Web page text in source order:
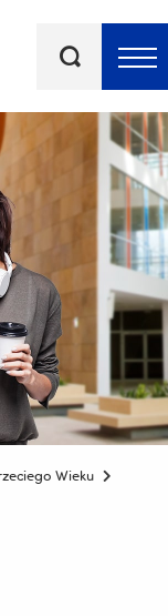
kluczowe
Wieku